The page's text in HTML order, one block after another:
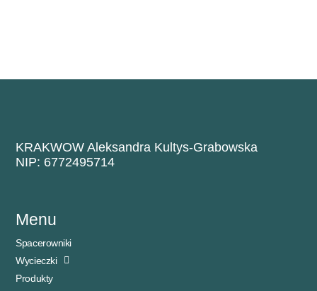
KRAKWOW Aleksandra Kultys-Grabowska
NIP: 6772495714
Menu
Spacerowniki
Wycieczki
Produkty